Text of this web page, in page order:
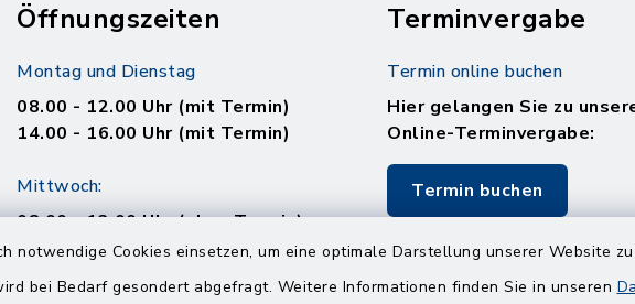
notwendige Cookies einsetzen, um eine optimale Darstellung unserer Website
bei Bedarf gesondert abgefragt. Weitere Informationen finden Sie in unseren
Öffnungszeiten
Montag und Dienstag
08.00 - 12.00 Uhr (mit Termin)
14.00 - 16.00 Uhr (mit Termin)
Mittwoch:
08.00 - 12.00 Uhr (ohne Termin)
14.00 - 18.00 Uhr (ohne Termin)
Terminvergabe
Termin online buchen
Hier gelangen Sie zu
Online-Terminvergabe:
Termin buchen